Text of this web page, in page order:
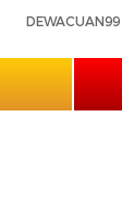
DEWACUAN99